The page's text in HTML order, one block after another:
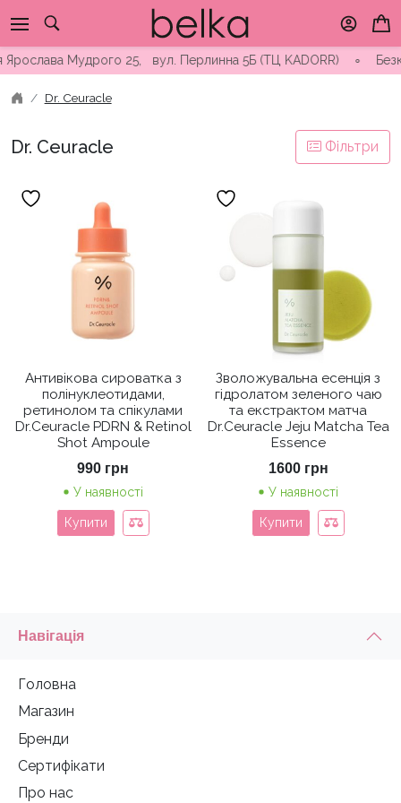
to
content
Мудрого 25, вул. Перлинна 5Б (ТЦ KADORR) ∘
Dr. Ceuracle
Dr. Ceuracle Фільтри
Антивікова сироватка з
полінуклеотидами,
ретинолом та спікулами
Dr.Ceuracle PDRN & Retinol
Shot Ampoule
990 грн
У наявності
Купити
Зволожувальна есенція з
гідролатом зеленого чаю
та екстрактом матча
Dr.Ceuracle Jeju Matcha Tea
Essence
1600 грн
У наявності
Купити
Навігація
Головна
Магазин
Бренди
Сертифікати
Про нас